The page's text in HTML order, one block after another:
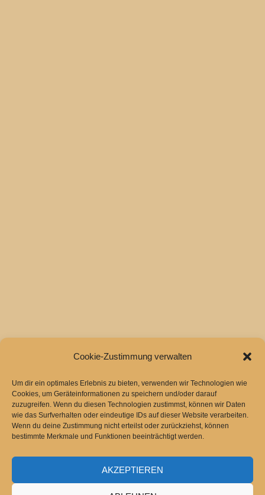
Cookie-Zustimmung verwalten
Um dir ein optimales Erlebnis zu bieten, verwenden wir Technologien wie
Cookies, um Geräteinformationen zu speichern und/oder darauf
zuzugreifen. Wenn du diesen Technologien zustimmst, können wir Daten
wie das Surfverhalten oder eindeutige IDs auf dieser Website verarbeiten.
Wenn du deine Zustimmung nicht erteilst oder zurückziehst, können
bestimmte Merkmale und Funktionen beeinträchtigt werden.
AKZEPTIEREN